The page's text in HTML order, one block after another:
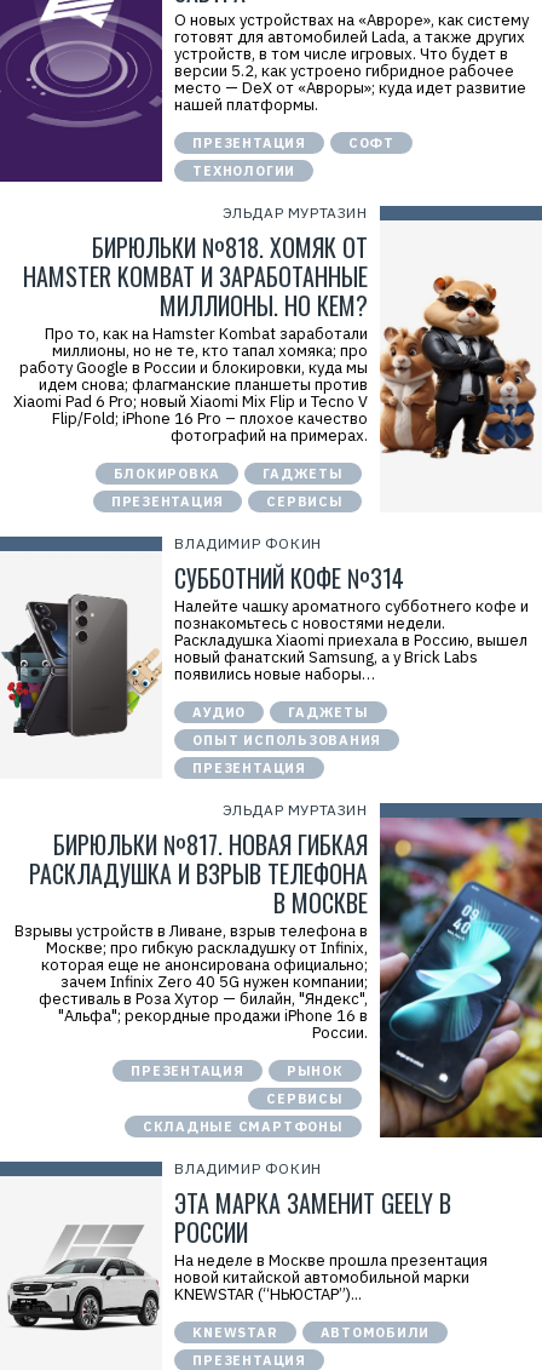
О новых устройствах на «Авроре», как систему
готовят для автомобилей Lada, а также других
устройств, в том числе игровых. Что будет в
версии 5.2, как устроено гибридное рабочее
место — DeX от «Авроры»; куда идет развитие
нашей платформы.
ПРЕЗЕНТАЦИЯ
СОФТ
ТЕХНОЛОГИИ
ЭЛЬДАР МУРТАЗИН
БИРЮЛЬКИ №818. ХОМЯК ОТ
HAMSTER KOMBAT И ЗАРАБОТАННЫЕ
МИЛЛИОНЫ. НО КЕМ?
Про то, как на Hamster Kombat заработали
миллионы, но не те, кто тапал хомяка; про
работу Google в России и блокировки, куда мы
идем снова; флагманские планшеты против
Xiaomi Pad 6 Pro; новый Xiaomi Mix Flip и Tecno V
Flip/Fold; iPhone 16 Pro – плохое качество
фотографий на примерах.
БЛОКИРОВКА
ГАДЖЕТЫ
ПРЕЗЕНТАЦИЯ
СЕРВИСЫ
ВЛАДИМИР ФОКИН
СУББОТНИЙ КОФЕ №314
Налейте чашку ароматного субботнего кофе и
познакомьтесь с новостями недели.
Раскладушка Xiaomi приехала в Россию, вышел
новый фанатский Samsung, а у Brick Labs
появились новые наборы…
АУДИО
ГАДЖЕТЫ
ОПЫТ ИСПОЛЬЗОВАНИЯ
ПРЕЗЕНТАЦИЯ
ЭЛЬДАР МУРТАЗИН
БИРЮЛЬКИ №817. НОВАЯ ГИБКАЯ
РАСКЛАДУШКА И ВЗРЫВ ТЕЛЕФОНА
В МОСКВЕ
Взрывы устройств в Ливане, взрыв телефона в
Москве; про гибкую раскладушку от Infinix,
которая еще не анонсирована официально;
зачем Infinix Zero 40 5G нужен компании;
фестиваль в Роза Хутор — билайн, "Яндекс",
"Альфа"; рекордные продажи iPhone 16 в
России.
ПРЕЗЕНТАЦИЯ
РЫНОК
СЕРВИСЫ
СКЛАДНЫЕ СМАРТФОНЫ
ВЛАДИМИР ФОКИН
ЭТА МАРКА ЗАМЕНИТ GEELY В
РОССИИ
На неделе в Москве прошла презентация
новой китайской автомобильной марки
KNEWSTAR (“НЬЮСТАР”)...
KNEWSTAR
АВТОМОБИЛИ
ПРЕЗЕНТАЦИЯ